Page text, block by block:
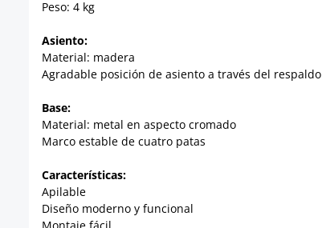
Peso: 4 kg
Asiento:
Material: madera
Agradable posición de asiento a través del respaldo
Base:
Material: metal en aspecto cromado
Marco estable de cuatro patas
Características:
Apilable
Diseño moderno y funcional